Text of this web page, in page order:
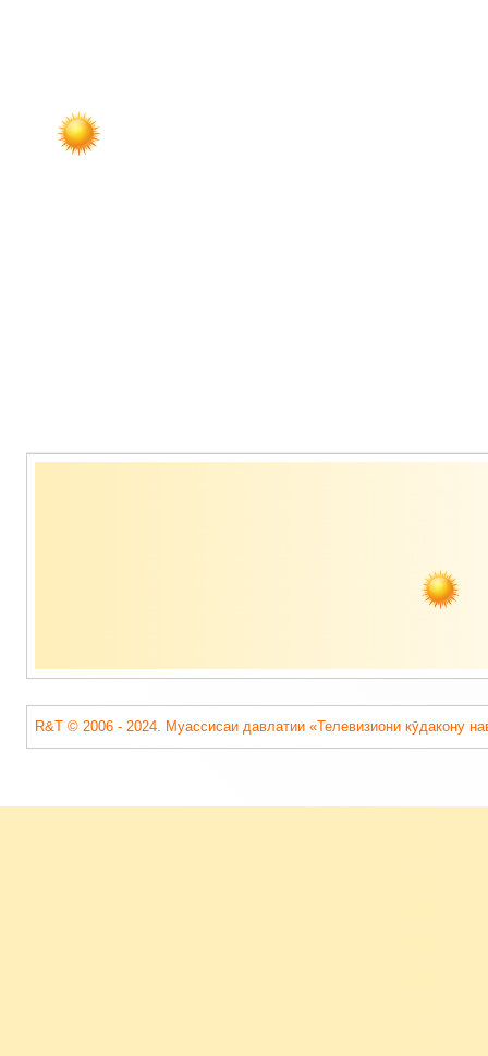
Содержимое
R&T © 2006 - 2024. Муассисаи давлатии «Телевизиони кӯдакону